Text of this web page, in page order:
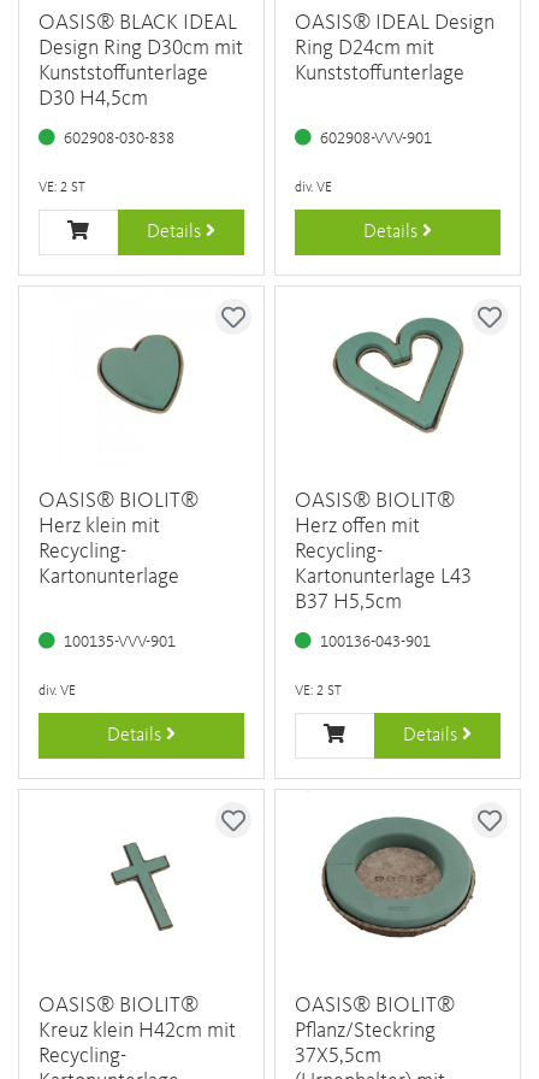
OASIS® BLACK IDEAL
Design Ring D30cm mit
Kunststoffunterlage
D30 H4,5cm
602908-030-838
VE: 2 ST
Details
OASIS® IDEAL Design
Ring D24cm mit
Kunststoffunterlage
602908-VVV-901
div. VE
Details
OASIS® BIOLIT®
Herz klein mit
Recycling-
Kartonunterlage
100135-VVV-901
div. VE
Details
OASIS® BIOLIT®
Herz offen mit
Recycling-
Kartonunterlage L43
B37 H5,5cm
100136-043-901
VE: 2 ST
Details
OASIS® BIOLIT®
Kreuz klein H42cm mit
Recycling-
OASIS® BIOLIT®
Pflanz/Steckring
37X5,5cm